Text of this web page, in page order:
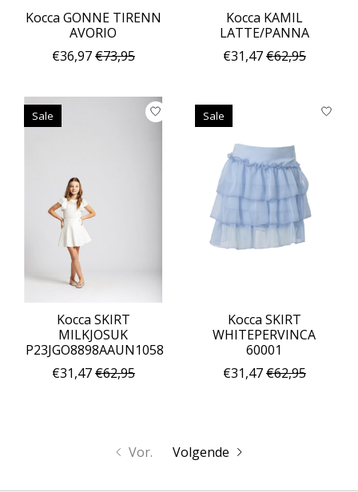
Kocca GONNE TIRENN
AVORIO
€36,97€73,95
Kocca KAMIL
LATTE/PANNA
€31,47€62,95
Sale
Kocca SKIRT
MILKJOSUK
P23JGO8898AAUN1058
€31,47€62,95
Sale
Kocca SKIRT
WHITEPERVINCA
60001
€31,47€62,95
Vor. Volgende